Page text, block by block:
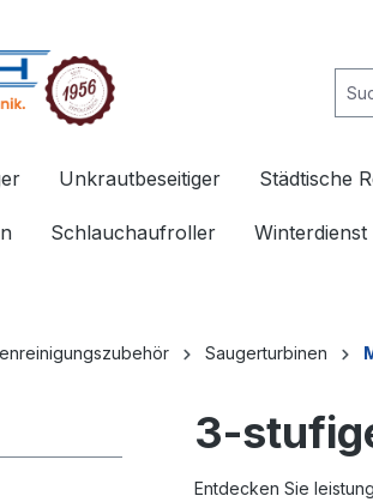
Unkrautbeseitiger Städtische
Schlauchaufroller Winterdienst
Saugerturbinen
3-
Entdecken Sie